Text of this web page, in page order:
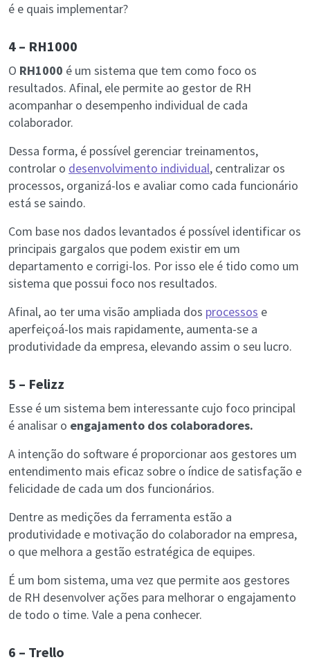
é e quais implementar?
4 – RH1000
O RH1000 é um sistema que tem como foco os
resultados. Afinal, ele permite ao gestor de RH
acompanhar o desempenho individual de cada
colaborador.
Dessa forma, é possível gerenciar treinamentos,
controlar o desenvolvimento individual, centralizar os
processos, organizá-los e avaliar como cada funcionário
está se saindo.
Com base nos dados levantados é possível identificar os
principais gargalos que podem existir em um
departamento e corrigi-los. Por isso ele é tido como um
sistema que possui foco nos resultados.
Afinal, ao ter uma visão ampliada dos processos e
aperfeiçoá-los mais rapidamente, aumenta-se a
produtividade da empresa, elevando assim o seu lucro.
5 – Felizz
Esse é um sistema bem interessante cujo foco principal
é analisar o engajamento dos colaboradores.
A intenção do software é proporcionar aos gestores um
entendimento mais eficaz sobre o índice de satisfação e
felicidade de cada um dos funcionários.
Dentre as medições da ferramenta estão a
produtividade e motivação do colaborador na empresa,
o que melhora a gestão estratégica de equipes.
É um bom sistema, uma vez que permite aos gestores
de RH desenvolver ações para melhorar o engajamento
de todo o time. Vale a pena conhecer.
6 – Trello